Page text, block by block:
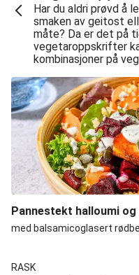
Har du aldri prøvd å
smaken av geitost
måte? Da er det på
vegetaroppskrifter
kombinasjoner på
Pannestekt halloumi
med balsamicoglasert
RASK